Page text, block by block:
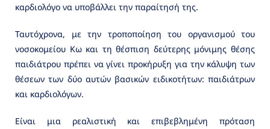
καρδιολόγο να υποβάλλει την παραίτησή της.
Ταυτόχρονα, με την τροποποίηση του οργανισμού του
νοσοκομείου Κω και τη θέσπιση δεύτερης μόνιμης θέσης
παιδιάτρου πρέπει να γίνει προκήρυξη για την κάλυψη των
θέσεων των δύο αυτών βασικών ειδικοτήτων: παιδιάτρων
και καρδιολόγων.
Είναι μια ρεαλιστική και επιβεβλημένη πρόταση